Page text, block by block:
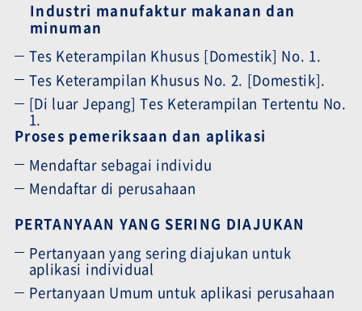
Industri manufaktur makanan dan
minuman
Tes Keterampilan Khusus [Domestik] No. 1.
Tes Keterampilan Khusus No. 2. [Domestik].
[Di luar Jepang] Tes Keterampilan Tertentu No.
1.
Proses pemeriksaan dan aplikasi
Mendaftar sebagai individu
Mendaftar di perusahaan
PERTANYAAN YANG SERING DIAJUKAN
Pertanyaan yang sering diajukan untuk
aplikasi individual
Pertanyaan Umum untuk aplikasi perusahaan